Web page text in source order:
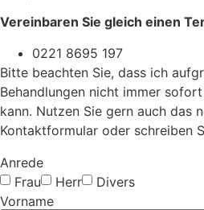
Vereinbaren Sie gleich einen
0221 8695 197
Bitte beachten Sie, dass ich
Behandlungen nicht immer
kann. Nutzen Sie gern auch das
Kontaktformular oder schreiben
Anrede
Frau
Herr
Divers
Vorname